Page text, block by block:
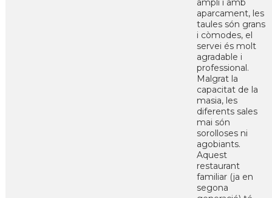
ampli i amb
aparcament, les
taules són grans
i còmodes, el
servei és molt
agradable i
professional.
Malgrat la
capacitat de la
masia, les
diferents sales
mai són
sorolloses ni
agobiants.
Aquest
restaurant
familiar (ja en
segona